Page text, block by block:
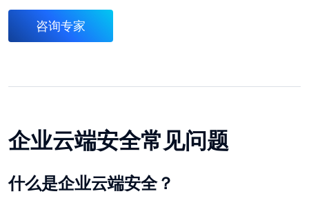
咨询专家
企业云端安全常见问题
什么是企业云端安全？